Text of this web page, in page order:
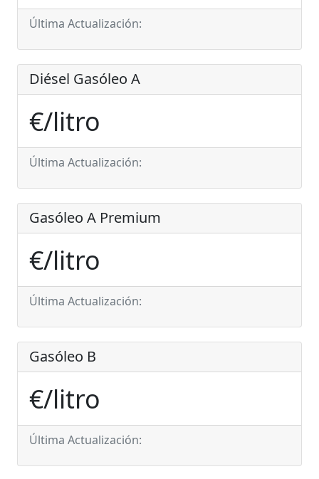
Última Actualización:
Diésel Gasóleo A
€/litro
Última Actualización:
Gasóleo A Premium
€/litro
Última Actualización:
Gasóleo B
€/litro
Última Actualización: